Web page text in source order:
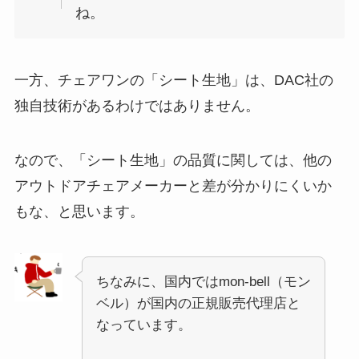
ね。
一方、チェアワンの「シート生地」は、DAC社の
独自技術があるわけではありません。
なので、「シート生地」の品質に関しては、他の
アウトドアチェアメーカーと差が分かりにくいか
もな、と思います。
ちなみに、国内ではmon-bell（モン
ベル）が国内の正規販売代理店と
なっています。